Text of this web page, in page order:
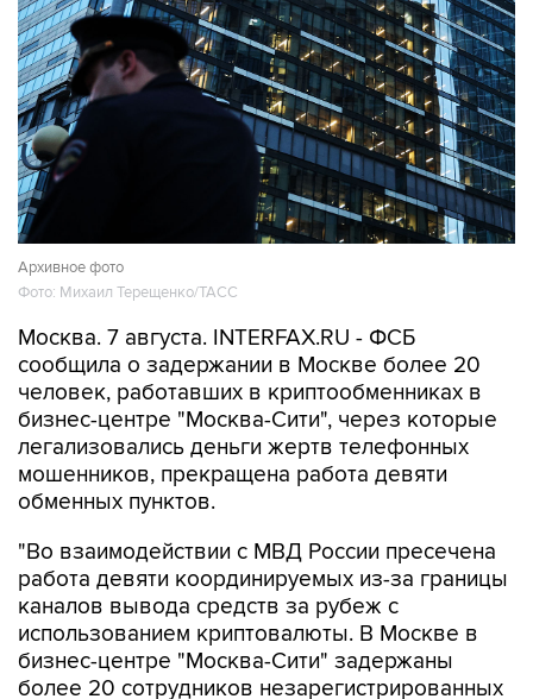
Архивное фото
Фото: Михаил Терещенко/ТАСС
Москва. 7 августа. INTERFAX.RU - ФСБ
человек, работавших в криптообменниках в
бизнес-центре "Москва-Сити", через которые
легализовались деньги жертв телефонных
мошенников, прекращена работа девяти
обменных пунктов.
"Во взаимодействии с МВД России пресечена
каналов вывода средств за рубеж с
использованием криптовалюты. В Москве в
бизнес-центре "Москва-Сити" задержаны
более 20 сотрудников незарегистрированных
пунктов обмена криптовалюты, через которые